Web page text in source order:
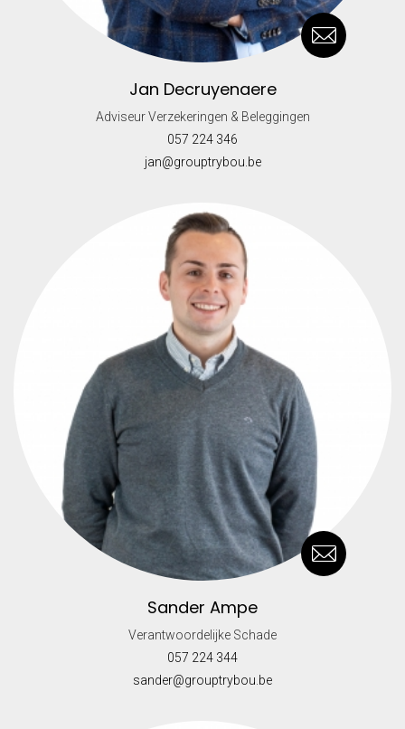
Jan Decruyenaere
Adviseur Verzekeringen & Beleggingen
057 224 346
jan@grouptrybou.be
Sander Ampe
Verantwoordelijke Schade
057 224 344
sander@grouptrybou.be